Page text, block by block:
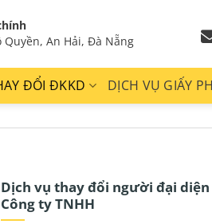
Quyền, An Hải, Đà Nẵng
ĐỔI ĐKKD DỊCH VỤ GIẤY
Dịch vụ thay đổi người đại
Công ty TNHH